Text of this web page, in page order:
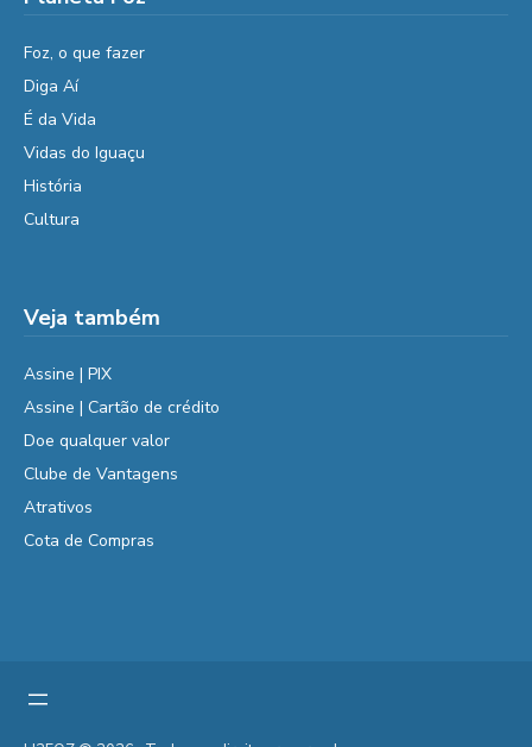
Foz, o que fazer
Diga Aí
É da Vida
Vidas do Iguaçu
História
Cultura
Veja também
Assine | PIX
Assine | Cartão de crédito
Doe qualquer valor
Clube de Vantagens
Atrativos
Cota de Compras